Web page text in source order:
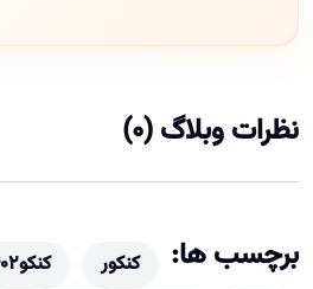
نظرات وبلاگ (0)
برچسب ها: کنکور کنکو۱۴۰۲